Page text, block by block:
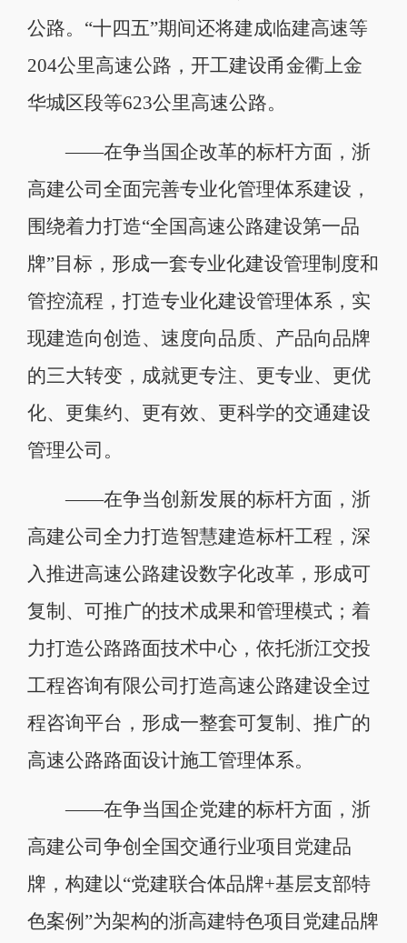
公路。“十四五”期间还将建成临建高速等
204公里高速公路，开工建设甬金衢上金
华城区段等623公里高速公路。
——在争当国企改革的标杆方面，浙
高建公司全面完善专业化管理体系建设，
围绕着力打造“全国高速公路建设第一品
牌”目标，形成一套专业化建设管理制度和
管控流程，打造专业化建设管理体系，实
现建造向创造、速度向品质、产品向品牌
的三大转变，成就更专注、更专业、更优
化、更集约、更有效、更科学的交通建设
管理公司。
——在争当创新发展的标杆方面，浙
高建公司全力打造智慧建造标杆工程，深
入推进高速公路建设数字化改革，形成可
复制、可推广的技术成果和管理模式；着
力打造公路路面技术中心，依托浙江交投
工程咨询有限公司打造高速公路建设全过
程咨询平台，形成一整套可复制、推广的
高速公路路面设计施工管理体系。
——在争当国企党建的标杆方面，浙
高建公司争创全国交通行业项目党建品
牌，构建以“党建联合体品牌+基层支部特
色案例”为架构的浙高建特色项目党建品牌